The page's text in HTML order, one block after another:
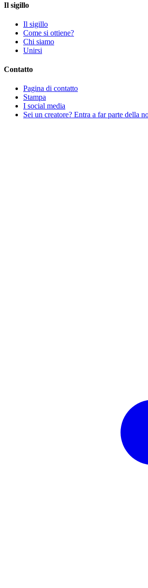
Il sigillo
Il sigillo
Come si ottiene?
Chi siamo
Unirsi
Contatto
Pagina di contatto
Stampa
I social media
Sei un creatore? Entra a far parte della